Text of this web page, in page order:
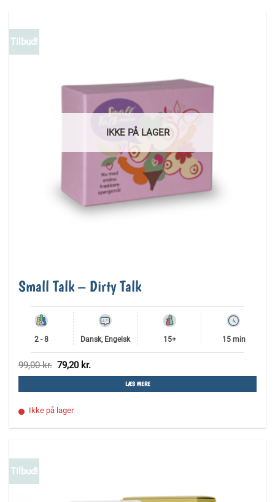
Tilbud!
IKKE PÅ LAGER
Small Talk – Dirty Talk
2 - 8 Dansk, Engelsk 15+ 15 min
99,00kr. Den
oprindelige
pris
99,00 kr..
79,20 kr.
aktuelle
pris
79,20 kr..
LÆS MERE
Ikke på lager
Tilbud!